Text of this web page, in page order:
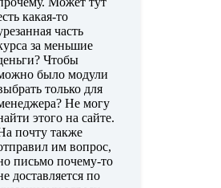
какая-то
часть
за меньшие
Чтобы
было модули
только для
Не могу
этого на сайте.
почту также
им вопрос,
письмо почему-то
доставляется по